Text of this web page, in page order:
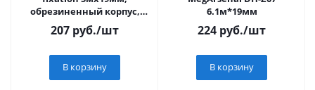
обрезиненный корпус,
двойная плавная
фиксация
207 руб./шт
В корзину
6.1м*19мм
224 руб./шт
В корзину